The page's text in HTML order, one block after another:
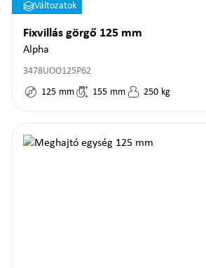
Változatok
Fixvillás görgő 125 mm
Alpha
3478UOO125P62
125 mm 155 mm 250 kg